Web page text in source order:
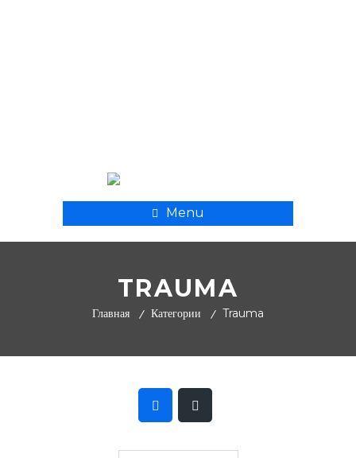
Menu
TRAUMA
Главная Категории Trauma